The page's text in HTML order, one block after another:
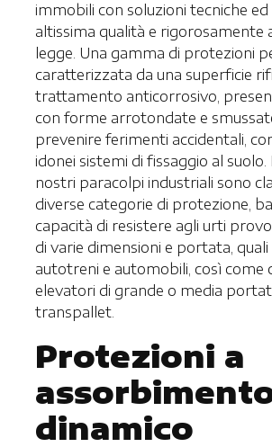
immobili con soluzioni tecniche
altissima qualità e rigorosamente
legge. Una gamma di protezioni
caratterizzata da una superficie
trattamento anticorrosivo,
con forme arrotondate e
prevenire ferimenti accidentali,
idonei sistemi di fissaggio al suolo.
nostri paracolpi industriali sono
diverse categorie di protezione,
capacità di resistere agli urti
di varie dimensioni e portata, quali
autotreni e automobili, così come
elevatori di grande o media
transpallet.
Protezioni a
dinamico